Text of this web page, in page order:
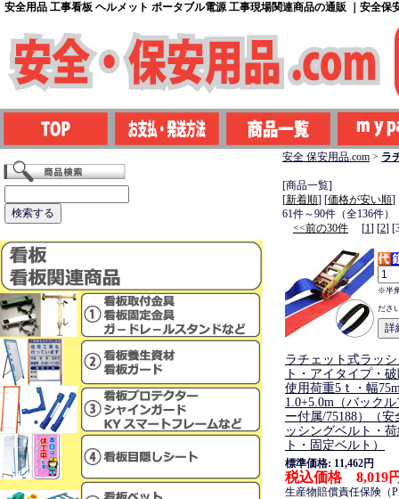
安全用品 工事看板 ヘルメット ポータブル電源 工事現場関連商品の通販 ｜安全保
安全 保安用品.com > ラ
[商品一覧]
[新着順] [価格が安い順]
61件～90件（全136件）
<<前の30件 [1] [2]
※半
ださ
ラチェット式ラッ
ト・アイタイプ・
使用荷重5ｔ・幅
1.0+5.0m（バック
ー付属/75188）（
ッシングベルト・
ト・固定ベルト）
標準価格: 11,462円
税込価格 8,019
生産物賠償責任保険（